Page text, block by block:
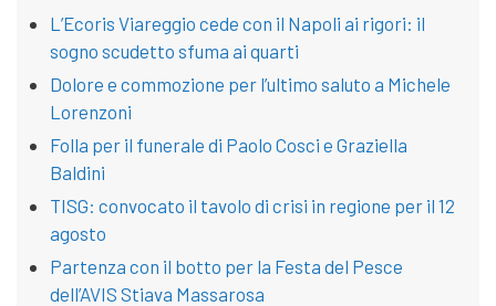
L’Ecoris Viareggio cede con il Napoli ai rigori: il
sogno scudetto sfuma ai quarti
Dolore e commozione per l’ultimo saluto a Michele
Lorenzoni
Folla per il funerale di Paolo Cosci e Graziella
Baldini
TISG: convocato il tavolo di crisi in regione per il 12
agosto
Partenza con il botto per la Festa del Pesce
dell’AVIS Stiava Massarosa